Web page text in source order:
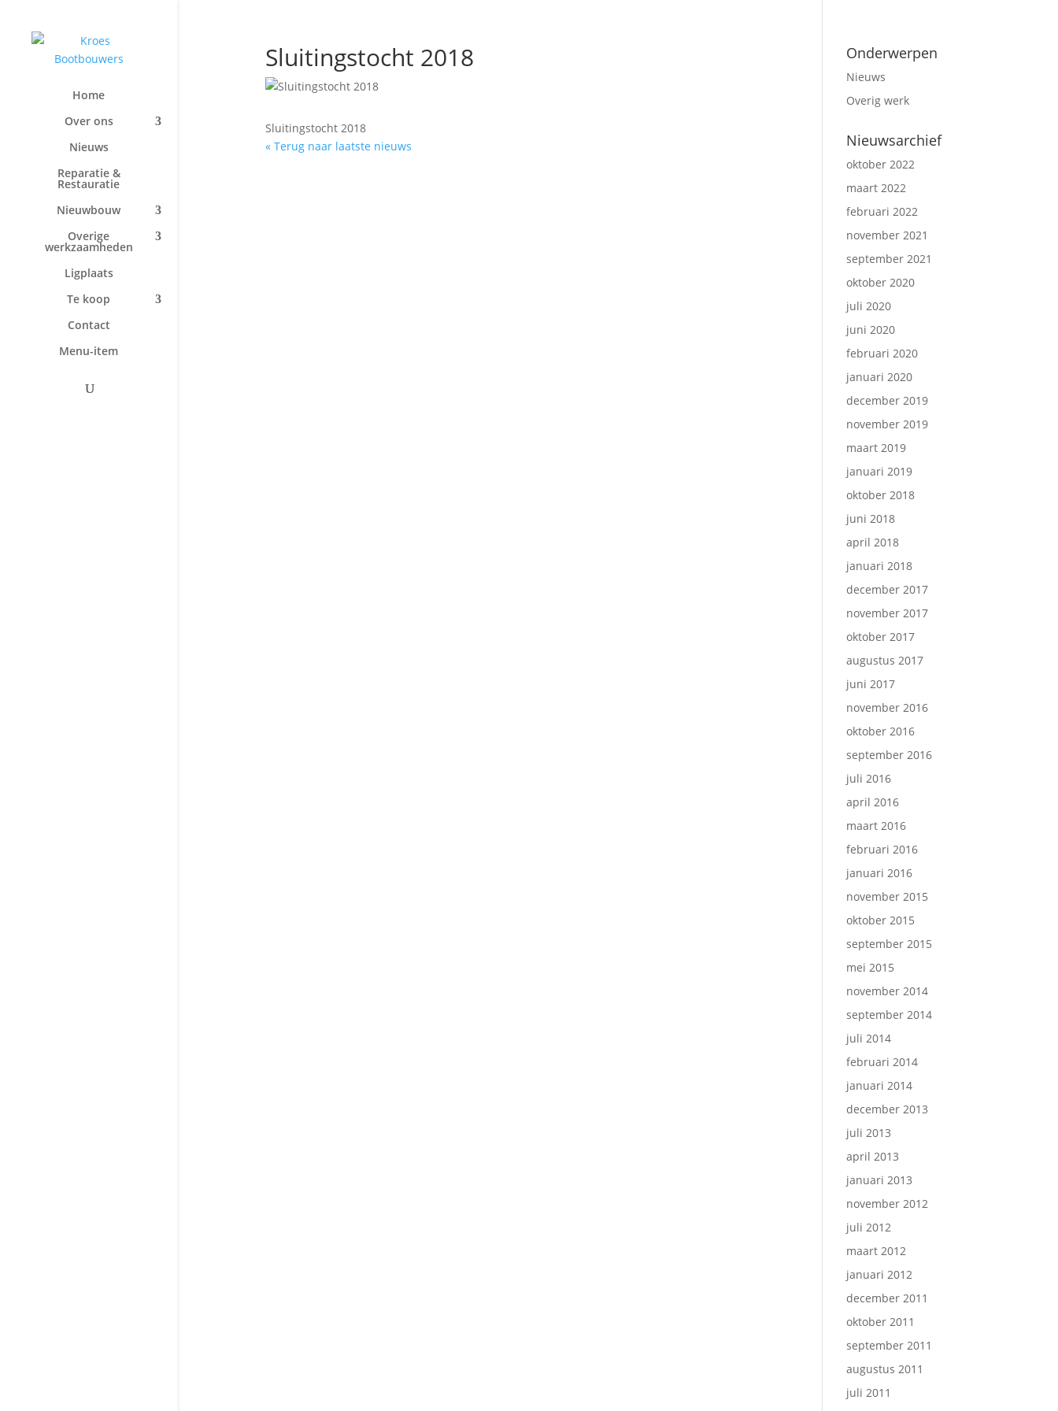
Home
Over ons
Nieuws
Reparatie &
Restauratie
Nieuwbouw
Overige
werkzaamheden
Ligplaats
Te koop
Contact
Menu-item
Sluitingstocht 2018
Sluitingstocht 2018
« Terug naar laatste nieuws
Onderwerpen
Nieuws
Overig werk
Nieuwsarchief
oktober 2022
maart 2022
februari 2022
november 2021
september 2021
oktober 2020
juli 2020
juni 2020
februari 2020
januari 2020
december 2019
november 2019
maart 2019
januari 2019
oktober 2018
juni 2018
april 2018
januari 2018
december 2017
november 2017
oktober 2017
augustus 2017
juni 2017
november 2016
oktober 2016
september 2016
juli 2016
april 2016
maart 2016
februari 2016
januari 2016
november 2015
oktober 2015
september 2015
mei 2015
november 2014
september 2014
juli 2014
februari 2014
januari 2014
december 2013
juli 2013
april 2013
januari 2013
november 2012
juli 2012
maart 2012
januari 2012
december 2011
oktober 2011
september 2011
augustus 2011
juli 2011